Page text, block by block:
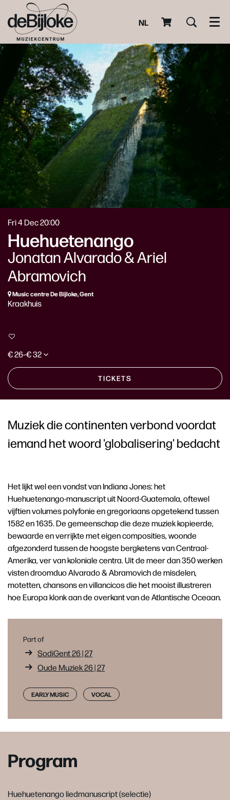
NL
Huehuetenango
Jonatan Alvarado & Ariel
Abramovich
Fri 4 Dec20:00
Music centre De Bijloke, Gent
Kraakhuis
€ 26–€ 32
TICKETS
Muziek die continenten verbond voordat
iemand het woord 'globalisering' bedacht
Het lijkt wel een vondst van Indiana Jones: het
Huehuetenango-manuscript uit Noord-Guatemala, oftewel
vijftien volumes polyfonie en gregoriaans opgetekend tussen
1582 en 1635. De gemeenschap die deze muziek kopieerde,
bewaarde en verrijkte met eigen composities, woonde
afgezonderd tussen de hoogste bergketens van Centraal-
Amerika, ver van koloniale centra. Uit de meer dan 350 werken
visten droomduo Alvarado & Abramovich de misdelen,
motetten, chansons en villancicos die het mooist illustreren
hoe Europa klonk aan de overkant van de Atlantische Oceaan.
Part of
SodiGent 26 | 27
Oude Muziek 26 | 27
EARLY MUSIC VOCAL
Program
Huehuetenango liedmanuscript (selectie)